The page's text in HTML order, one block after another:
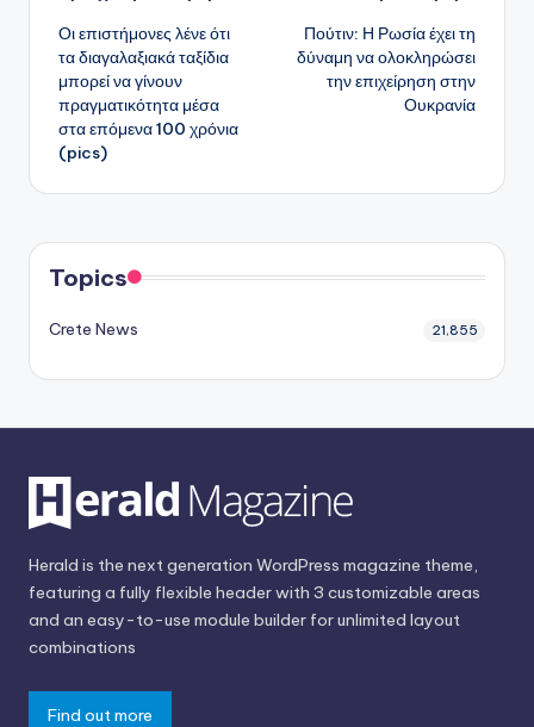
δημοσιεύσεων
Οι επιστήμονες λένε ότι
τα διαγαλαξιακά ταξίδια
μπορεί να γίνουν
πραγματικότητα μέσα
στα επόμενα 100 χρόνια
(pics)
Πούτιν: Η Ρωσία έχει τη
δύναμη να ολοκληρώσει
την επιχείρηση στην
Ουκρανία
Topics
Crete News 21,855
Herald is the next generation WordPress magazine theme,
featuring a fully flexible header with 3 customizable areas
and an easy-to-use module builder for unlimited layout
combinations
Find out more